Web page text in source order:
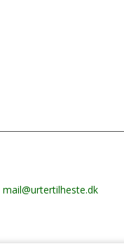
mail@urtertilheste.dk